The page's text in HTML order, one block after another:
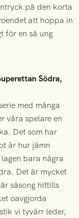
på den korta
att hoppa in
för en så ung
Södra,
med många
våra spelare en
Det som har
är hur jämn
bara några
Det är mycket
säsong hittills
oavgjorda
vi tyvärr leder,